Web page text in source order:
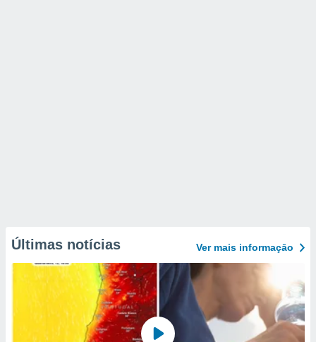
Últimas notícias Ver mais informaçāo